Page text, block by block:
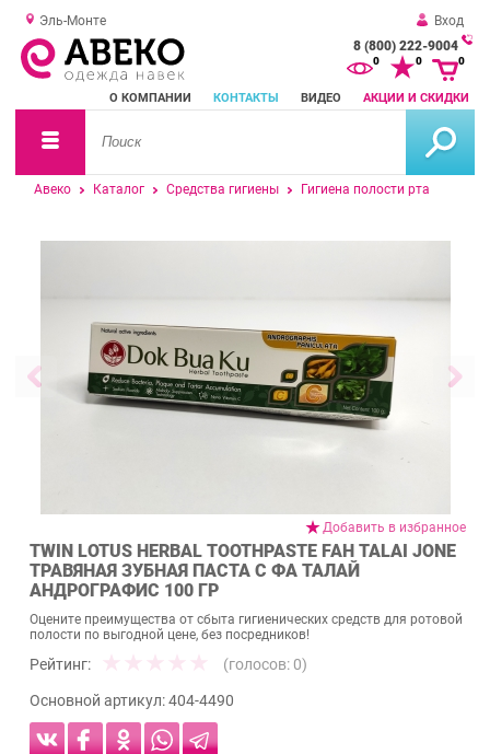
Эль-Монте
Вход
8 (800) 222-9004
О КОМПАНИИ КОНТАКТЫ ВИДЕО АКЦИИ И СКИДКИ
0 0 0
Авеко Каталог Средства гигиены Гигиена полости рта
Добавить в избранное
TWIN LOTUS HERBAL TOOTHPASTE FAH TALAI JONE
ТРАВЯНАЯ ЗУБНАЯ ПАСТА С ФА ТАЛАЙ
АНДРОГРАФИС 100 ГР
Оцените преимущества от сбыта гигиенических средств для ротовой
полости по выгодной цене, без посредников!
Рейтинг: (голосов: 0)
Основной артикул:404-4490